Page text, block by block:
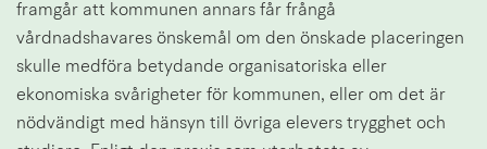
framgår att kommunen annars får frångå
vårdnadshavares önskemål om den önskade placeringen
skulle medföra betydande organisatoriska eller
ekonomiska svårigheter för kommunen, eller om det är
nödvändigt med hänsyn till övriga elevers trygghet och